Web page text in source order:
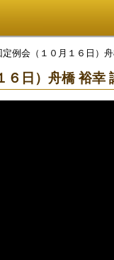
例会（１０月１６日）舟
日）舟橋 裕幸